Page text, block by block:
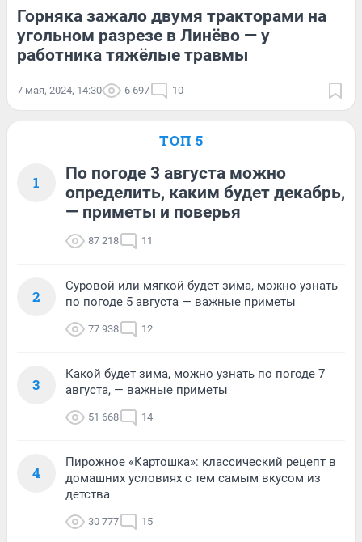
Горняка зажало двумя тракторами на
угольном разрезе в Линёво — у
работника тяжёлые травмы
7 мая, 2024, 14:30 6 697 10
ТОП 5
1
По погоде 3 августа можно
определить, каким будет декабрь,
— приметы и поверья
87 218 11
2
Суровой или мягкой будет зима, можно узнать
по погоде 5 августа — важные приметы
77 938 12
3
Какой будет зима, можно узнать по погоде 7
августа, — важные приметы
51 668 14
4
Пирожное «Картошка»: классический рецепт в
домашних условиях с тем самым вкусом из
детства
30 777 15